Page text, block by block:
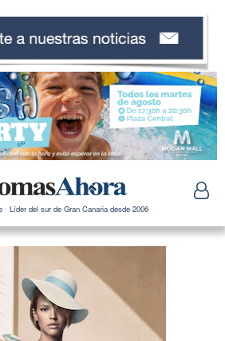
· Líder del sur de Gran Canaria desde 2006